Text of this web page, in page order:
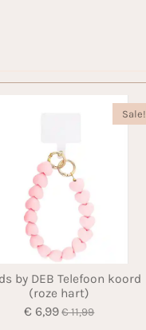
Sale!
by DEB Telefoon koord
(roze hart)
€ 6,99€ 11,99